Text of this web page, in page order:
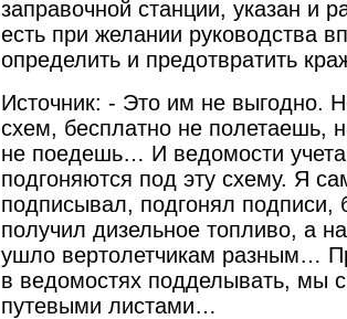
заправочной станции, указан и
есть при желании руководства
определить и предотвратить
Источник: - Это им не выгодно.
схем, бесплатно не полетаешь,
не поедешь… И ведомости
подгоняются под эту схему. Я
подписывал, подгонял подписи,
получил дизельное топливо, а
ушло вертолетчикам разным…
в ведомостях подделывать, мы
путевыми листами…